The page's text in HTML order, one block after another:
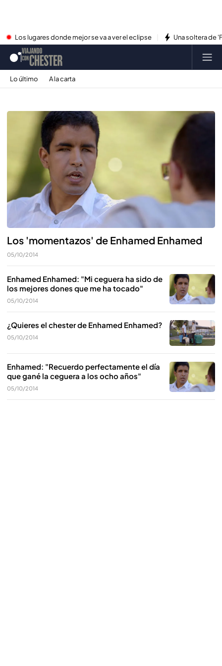
Los lugares donde mejor se va a ver el eclipse Una soltera de
Lo último A la carta
Los 'momentazos' de Enhamed Enhamed
05/10/2014
Enhamed Enhamed: "Mi ceguera ha sido de
los mejores dones que me ha tocado"
05/10/2014
¿Quieres el chester de Enhamed Enhamed?
05/10/2014
Enhamed: "Recuerdo perfectamente el día
que gané la ceguera a los ocho años"
05/10/2014